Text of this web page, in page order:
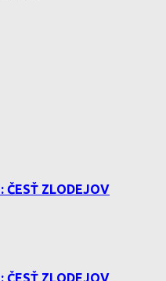
ČESŤ ZLODEJOV
ČESŤ ZLODEJOV